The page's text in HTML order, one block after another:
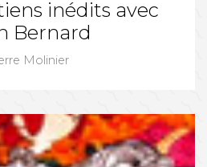
inédits avec
Bernard
Molinier